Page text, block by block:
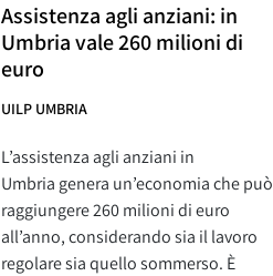
Assistenza agli anziani: in
Umbria vale 260 milioni di
euro
UILP UMBRIA
L’assistenza agli anziani in
Umbria genera un’economia che può
raggiungere 260 milioni di euro
all’anno, considerando sia il lavoro
regolare sia quello sommerso. È